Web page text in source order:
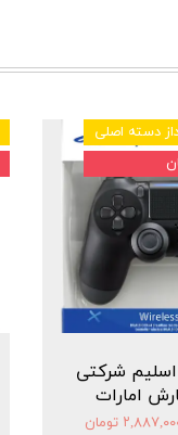
دسته بازی PS4 اسلیم شرکتی
امارات
تومان
دسته اصلی